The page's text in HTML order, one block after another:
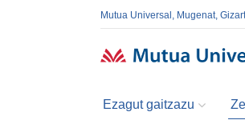
Mutua Universal, Mugenat,
Ezagut gaitzazu